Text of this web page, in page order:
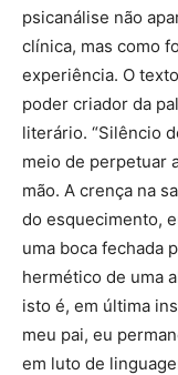
psicanálise não
clínica, mas como
experiência. O
poder criador da
literário. “Silêncio
meio de perpetuar
mão. A crença na
do esquecimento,
uma boca fechada
hermético de uma
isto é, em última
meu pai, eu
em luto de